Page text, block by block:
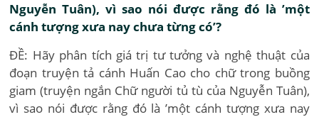
Nguyễn Tuân), vì sao nói được rằng đó là ’một
cánh tượng xưa nay chưa từng có’?
ĐỀ: Hãy phân tích giá trị tư tưởng và nghệ thuật của
đoạn truyện tả cánh Huấn Cao cho chữ trong buồng
giam (truyện ngắn Chữ người tủ tù của Nguyễn Tuân),
vì sao nói được rằng đó là ’một cánh tượng xưa nay